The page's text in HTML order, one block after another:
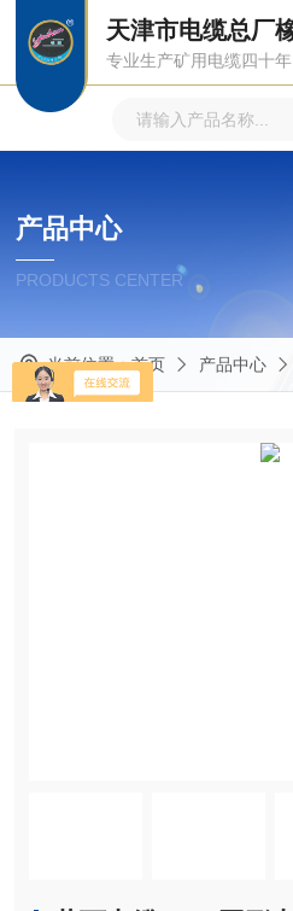
天津市电缆总厂
专业生产矿用电缆四十年
产品中心
PRODUCTS CENTER
当前位置：首页 产品中心